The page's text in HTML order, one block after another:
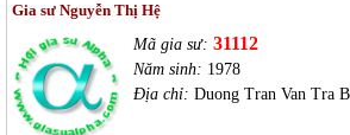
Gia sư Nguyễn Thị Hệ
Mã gia sư: 31112
Năm sinh: 1978
Địa chỉ: Duong Tran Van Tra